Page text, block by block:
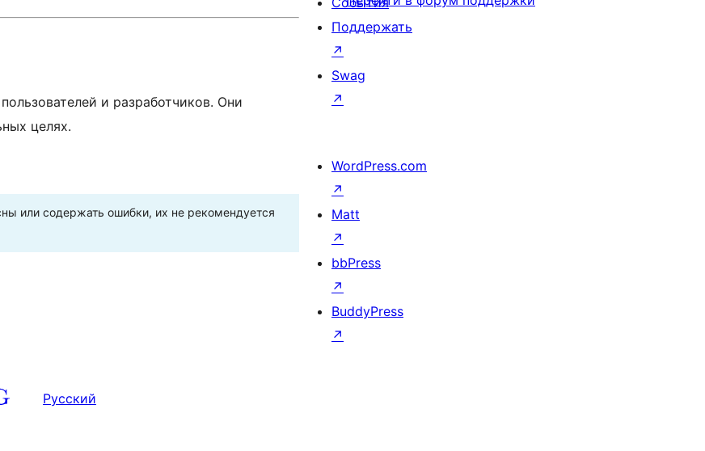
и разработчиков. Они
целях.
или содержать ошибки, их не рекомендуется
Поддержать
↗
Swag
↗
WordPress.com
↗
Matt
↗
bbPress
↗
BuddyPress
↗
Русский